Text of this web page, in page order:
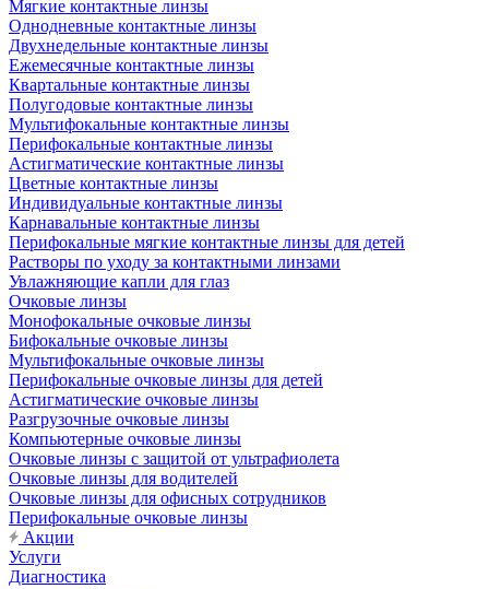
Мягкие контактные линзы
Однодневные контактные линзы
Двухнедельные контактные линзы
Ежемесячные контактные линзы
Квартальные контактные линзы
Полугодовые контактные линзы
Мультифокальные контактные линзы
Перифокальные контактные линзы
Астигматические контактные линзы
Цветные контактные линзы
Индивидуальные контактные линзы
Карнавальные контактные линзы
Перифокальные мягкие контактные линзы для детей
Растворы по уходу за контактными линзами
Увлажняющие капли для глаз
Очковые линзы
Монофокальные очковые линзы
Бифокальные очковые линзы
Мультифокальные очковые линзы
Перифокальные очковые линзы для детей
Астигматические очковые линзы
Разгрузочные очковые линзы
Компьютерные очковые линзы
Очковые линзы с защитой от ультрафиолета
Очковые линзы для водителей
Очковые линзы для офисных сотрудников
Перифокальные очковые линзы
Акции
Услуги
Диагностика